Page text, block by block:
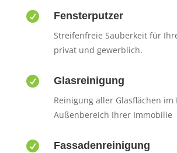
 Fensterputzer
Streifenfreie Sauberkeit für
privat und gewerblich.
 Glasreinigung
Reinigung aller Glasflächen
Außenbereich Ihrer Immobilie
 Fassadenreinigung